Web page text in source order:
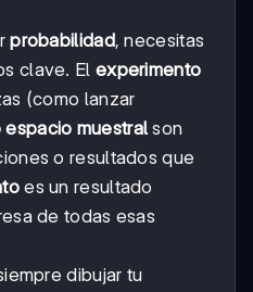
probabilidad, necesitas
clave. El experimento
(como lanzar
espacio muestralson
o resultados que
es un resultado
de todas esas
dibujar tu